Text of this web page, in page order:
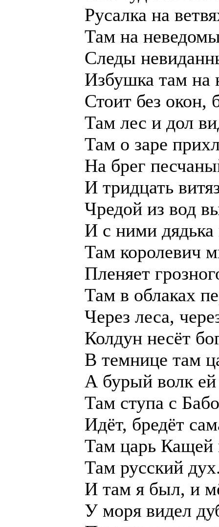
Русалка на
Там на
Следы
Избушка там на
Стоит без окон,
Там лес и дол
Там о заре
На брег
И тридцать
Чредой из вод
И с ними
Там королевич
Пленяет
Там в облаках
Через леса,
Колдун несёт
В темнице там
А бурый волк
Там ступа с
Идёт, бредёт
Там царь Кащей
Там русский
И там я был, и
У моря видел